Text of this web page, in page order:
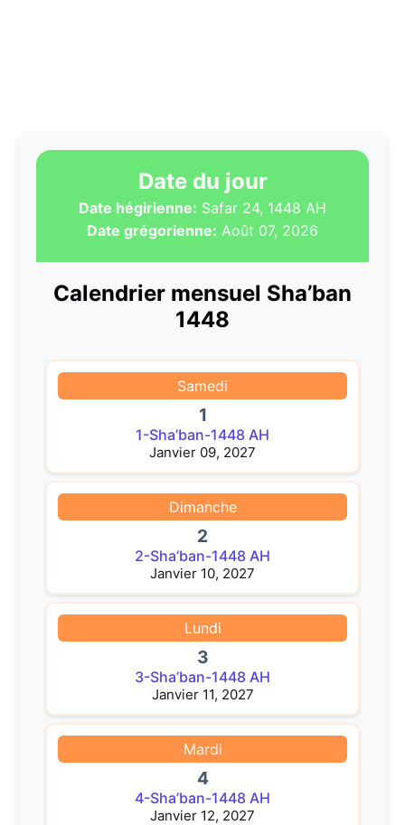
Date du jour
Date hégirienne: Safar 24, 1448 AH
Date grégorienne: Août 07, 2026
Calendrier mensuel Sha’ban
1448
Samedi
1
1-Sha’ban-1448 AH
Janvier 09, 2027
Dimanche
2
2-Sha’ban-1448 AH
Janvier 10, 2027
Lundi
3
3-Sha’ban-1448 AH
Janvier 11, 2027
Mardi
4
4-Sha’ban-1448 AH
Janvier 12, 2027